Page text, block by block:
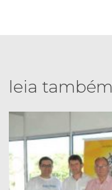
leia também